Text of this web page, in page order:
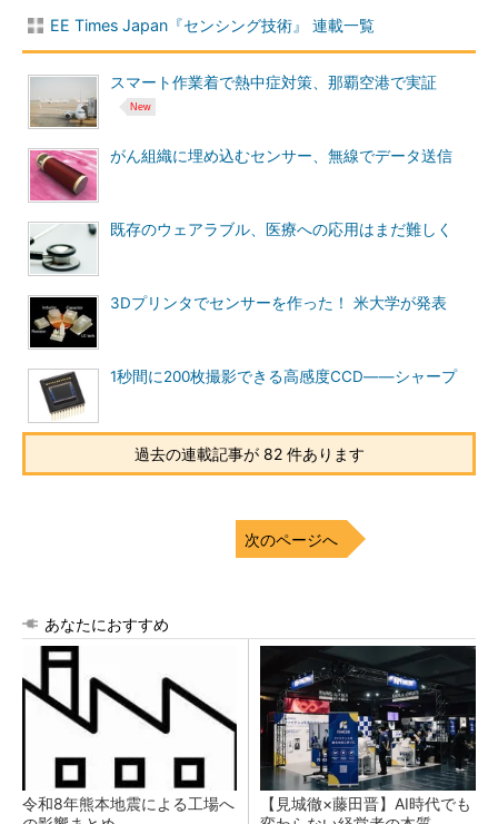
EE Times Japan『センシング技術』 連載一覧
スマート作業着で熱中症対策、那覇空港で実証
がん組織に埋め込むセンサー、無線でデータ送信
既存のウェアラブル、医療への応用はまだ難しく
3Dプリンタでセンサーを作った！ 米大学が発表
1秒間に200枚撮影できる高感度CCD――シャープ
過去の連載記事が 82 件あります
次のページへ
あなたにおすすめ
令和8年熊本地震による工場へ
【見城徹×藤田晋】AI時代でも